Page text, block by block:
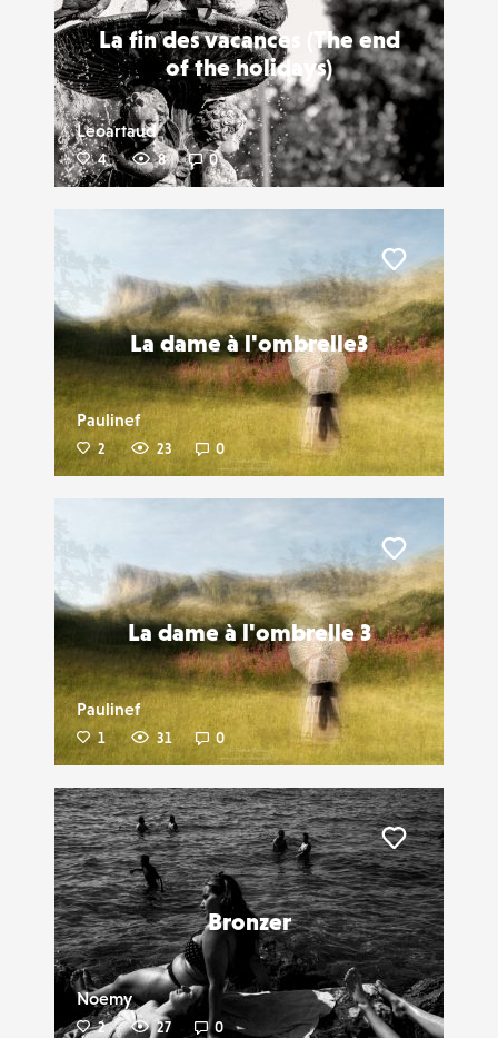
La fin des vacances (The end
of the holidays)
Leoartaud
4 8 0
La dame à l'ombrelle3
Paulinef
2 23 0
Liker
La dame à l'ombrelle 3
Paulinef
1 31 0
Liker
Bronzer
Noemy
2 27 0
Liker